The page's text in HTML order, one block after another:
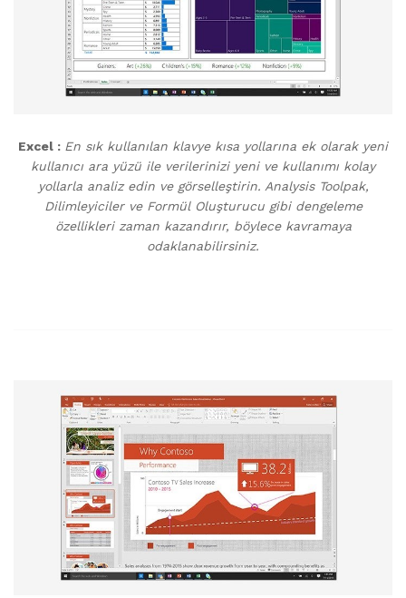
Excel : En sık kullanılan klavye kısa yollarına ek olarak yeni
kullanıcı ara yüzü ile verilerinizi yeni ve kullanımı kolay
yollarla analiz edin ve görselleştirin. Analysis Toolpak,
Dilimleyiciler ve Formül Oluşturucu gibi dengeleme
özellikleri zaman kazandırır, böylece kavramaya
odaklanabilirsiniz.